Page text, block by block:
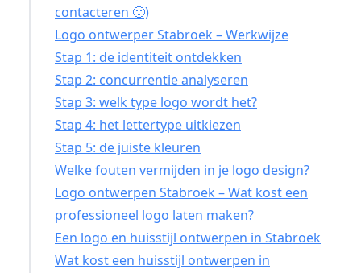
contacteren 🙂)
Logo ontwerper Stabroek – Werkwijze
Stap 1: de identiteit ontdekken
Stap 2: concurrentie analyseren
Stap 3: welk type logo wordt het?
Stap 4: het lettertype uitkiezen
Stap 5: de juiste kleuren
Welke fouten vermijden in je logo design?
Logo ontwerpen Stabroek – Wat kost een
professioneel logo laten maken?
Een logo en huisstijl ontwerpen in Stabroek
Wat kost een huisstijl ontwerpen in